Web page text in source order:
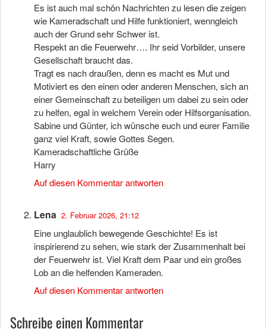
Es ist auch mal schön Nachrichten zu lesen die zeigen
wie Kameradschaft und Hilfe funktioniert, wenngleich
auch der Grund sehr Schwer ist.
Respekt an die Feuerwehr…. Ihr seid Vorbilder, unsere
Gesellschaft braucht das.
Tragt es nach draußen, denn es macht es Mut und
Motiviert es den einen oder anderen Menschen, sich an
einer Gemeinschaft zu beteiligen um dabei zu sein oder
zu helfen, egal in welchem Verein oder Hilfsorganisation.
Sabine und Günter, ich wünsche euch und eurer Familie
ganz viel Kraft, sowie Gottes Segen.
Kameradschaftliche Grüße
Harry
Auf diesen Kommentar antworten
Lena 2. Februar 2026, 21:12
Eine unglaublich bewegende Geschichte! Es ist
inspirierend zu sehen, wie stark der Zusammenhalt bei
der Feuerwehr ist. Viel Kraft dem Paar und ein großes
Lob an die helfenden Kameraden.
Auf diesen Kommentar antworten
Schreibe einen Kommentar